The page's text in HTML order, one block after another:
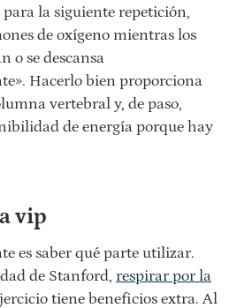
para la siguiente repetición,
de oxígeno mientras los
o se descansa
Hacerlo bien proporciona
vertebral y, de paso,
de energía porque hay
vip
es saber qué parte utilizar.
de Stanford, respirar por la
tiene beneficios extra. Al